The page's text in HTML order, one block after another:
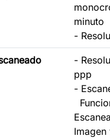
minuto
-
-
ppp
-